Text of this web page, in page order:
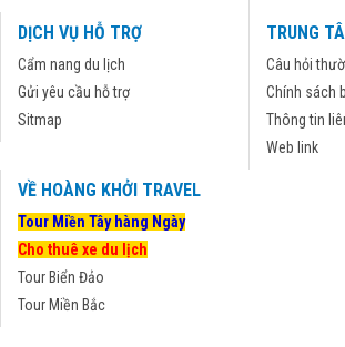
DỊCH VỤ HỖ TRỢ
Cẩm nang du lịch
Gửi yêu cầu hỗ trợ
Sitmap
TRUNG
Câu hỏi
Chính sách
Thông tin
Web link
VỀ HOÀNG KHỞI TRAVEL
Tour Miền Tây hàng Ngày
Cho thuê xe du lịch
Tour Biển Đảo
Tour Miền Bắc